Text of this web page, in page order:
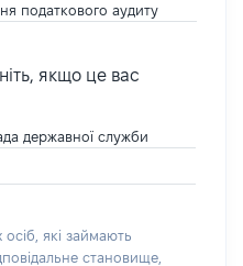
податкового аудиту
якщо це вас
державної служби
які займають
становище,